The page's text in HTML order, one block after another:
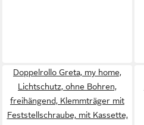
Doppelrollo Greta, my home,
Lichtschutz, ohne Bohren,
freihängend, Klemmträger mit
Feststellschraube, mit Kassette,